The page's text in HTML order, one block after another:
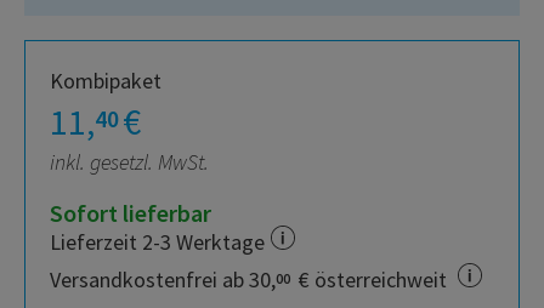
Kombipaket
11,40€
inkl. gesetzl. MwSt.
Sofort lieferbar
Lieferzeit 2-3 Werktage
Versandkostenfrei ab 30,00 € österreichweit